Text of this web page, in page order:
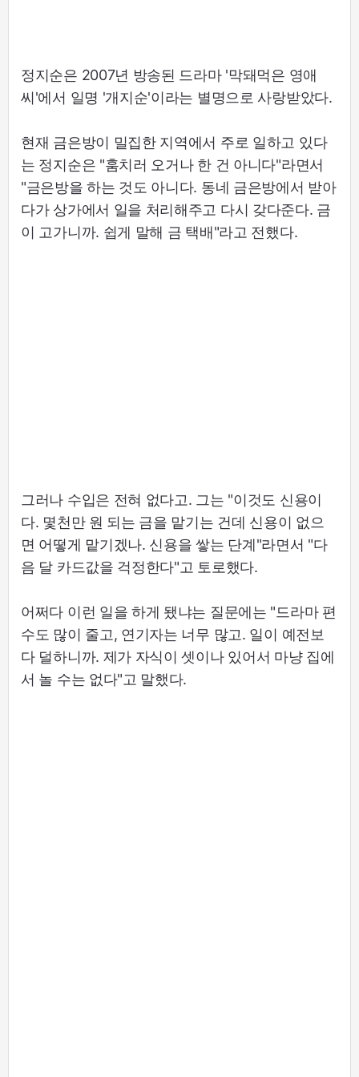
정지순은 2007년 방송된 드라마 '막돼먹은 영애
씨'에서 일명 '개지순'이라는 별명으로 사랑받았다.
현재 금은방이 밀집한 지역에서 주로 일하고 있다
는 정지순은 "훔치러 오거나 한 건 아니다"라면서
"금은방을 하는 것도 아니다. 동네 금은방에서 받아
다가 상가에서 일을 처리해주고 다시 갖다준다. 금
이 고가니까. 쉽게 말해 금 택배"라고 전했다.
그러나 수입은 전혀 없다고. 그는 "이것도 신용이
다. 몇천만 원 되는 금을 맡기는 건데 신용이 없으
면 어떻게 맡기겠나. 신용을 쌓는 단계"라면서 "다
음 달 카드값을 걱정한다"고 토로했다.
어쩌다 이런 일을 하게 됐냐는 질문에는 "드라마 편
수도 많이 줄고, 연기자는 너무 많고. 일이 예전보
다 덜하니까. 제가 자식이 셋이나 있어서 마냥 집에
서 놀 수는 없다"고 말했다.